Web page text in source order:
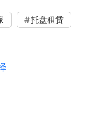
托盘租赁